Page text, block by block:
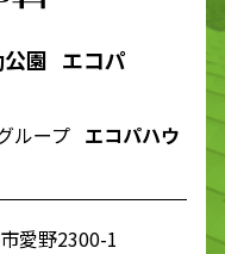
公園 エコパ
ループ エコパハウ
愛野2300-1